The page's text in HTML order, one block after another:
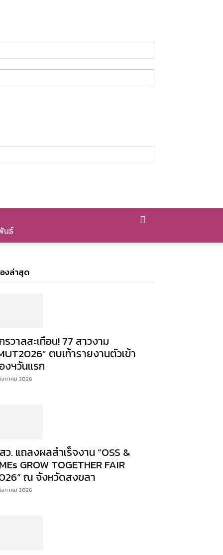
นธ์
องล่าสุด
รวาลสะเทือน! 77 สาวงาม
ตบเท้ารายงานตัวเข้า
งฯวันแรก
หาคม 2026
ว. แถลงผลสำเร็จงาน “OSS &
GROW TOGETHER FAIR
ณ จังหวัดสงขลา
หาคม 2026